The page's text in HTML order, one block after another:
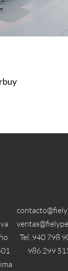
Tel. 940 798
986 299